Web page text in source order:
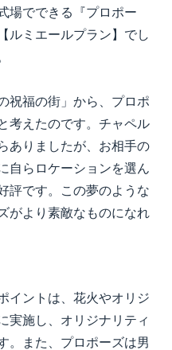
場でできる『プロポー
ルミエールプラン】でし
祝福の街」から、プロポ
考えたのです。チャペル
ありましたが、お相手の
自らロケーションを選ん
評です。この夢のような
がより素敵なものになれ
イントは、花火やオリジ
実施し、オリジナリティ
。また、プロポーズは男